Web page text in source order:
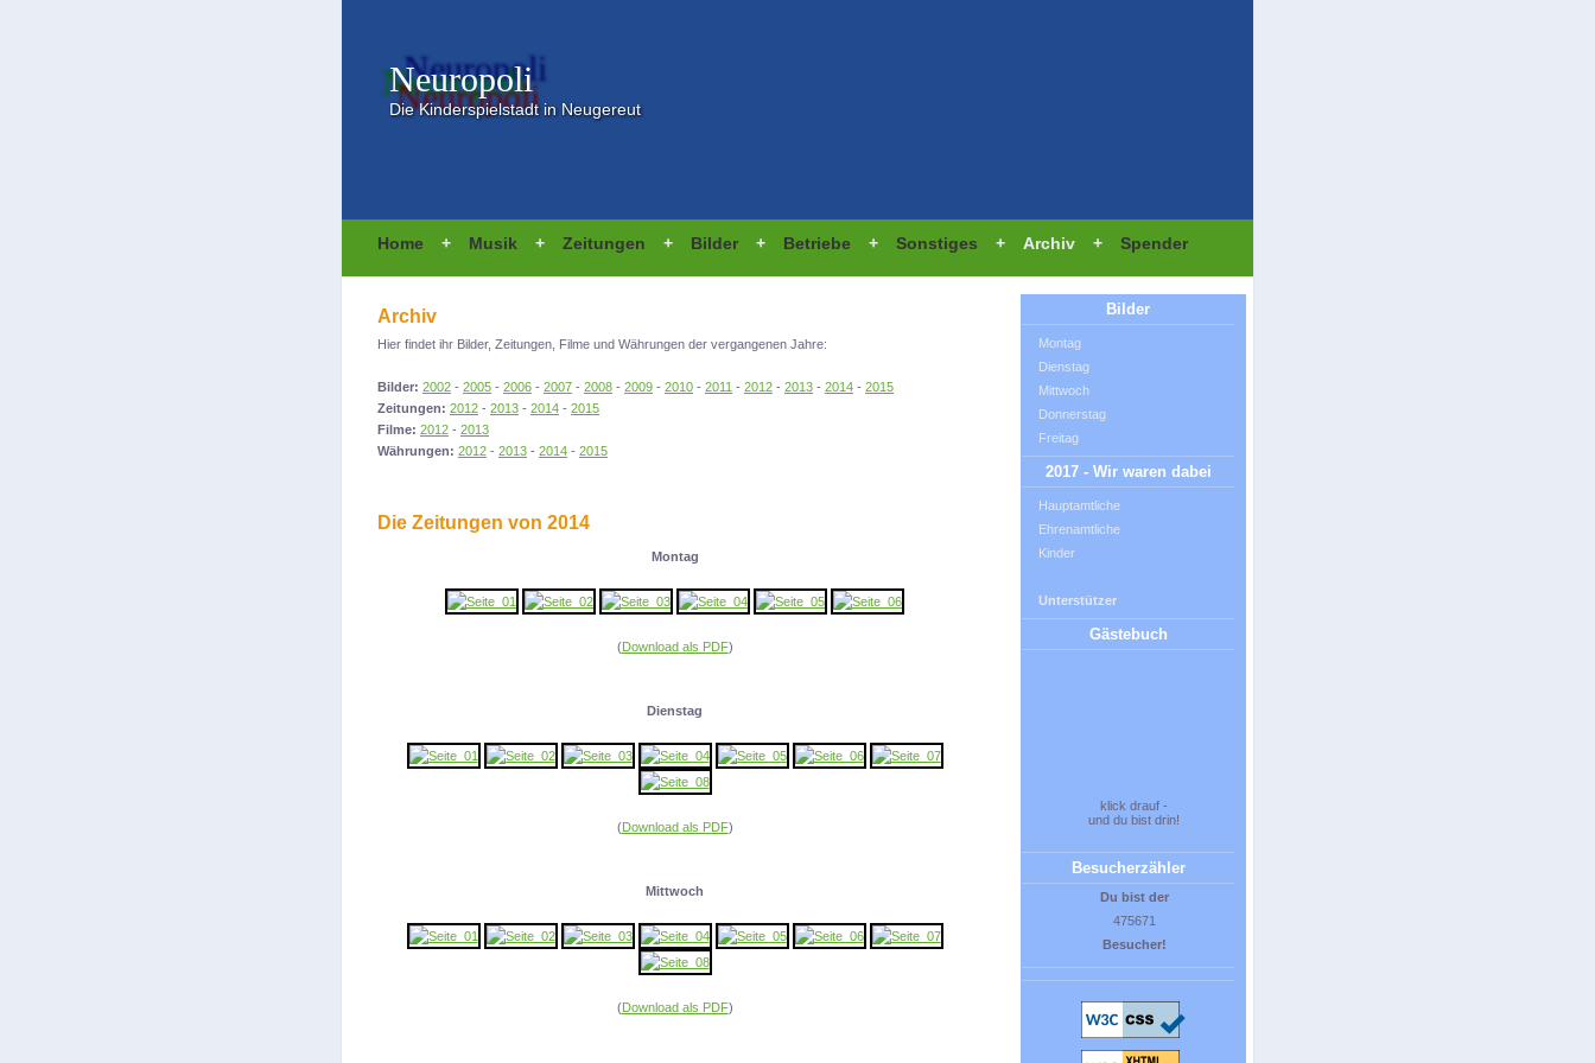
Neuropoli
Die Kinderspielstadt in Neugereut
Home + Musik + Zeitungen + Bilder + Betriebe + Sonstiges + Archiv + Spender
Archiv
Hier findet ihr Bilder, Zeitungen, Filme und Währungen der vergangenen Jahre:
Bilder: 2002 - 2005 - 2006 - 2007 - 2008 - 2009 - 2010 - 2011 - 2012 - 2013 - 2014 - 2015
Zeitungen: 2012 - 2013 - 2014 - 2015
Filme: 2012 - 2013
Währungen: 2012 - 2013 - 2014 - 2015
Die Zeitungen von 2014
Montag
(Download als PDF)
Dienstag
(Download als PDF)
Mittwoch
(Download als PDF)
Bilder
Montag
Dienstag
Mittwoch
Donnerstag
Freitag
2017 - Wir waren dabei
Hauptamtliche
Ehrenamtliche
Kinder
Unterstützer
Gästebuch
klick drauf -
und du bist drin!
Besucherzähler
Du bist der
475671
Besucher!